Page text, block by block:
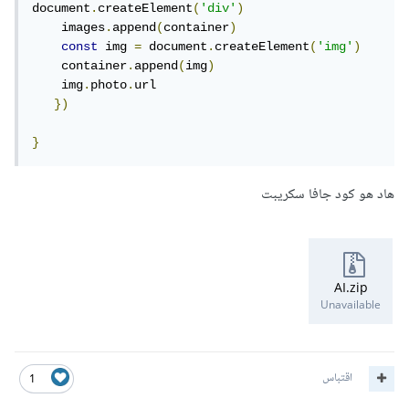
document.createElement('div')
    images
.append(container)
const
img = document.createElement('img')
    container
.append(img)
    img
.photo.url
})
}
هاد هو كود جافا سكريبت
AI.zip
Unavailable
1 اقتباس